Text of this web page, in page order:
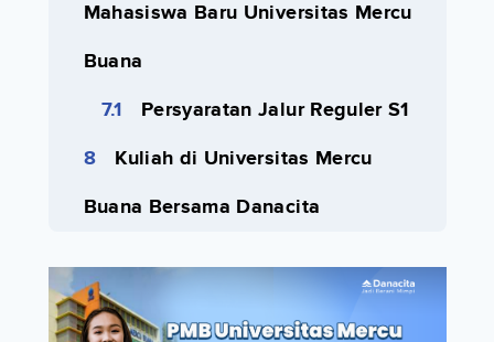
Mahasiswa Baru Universitas Mercu
Buana
Persyaratan Jalur Reguler S1
Kuliah di Universitas Mercu
Buana Bersama Danacita